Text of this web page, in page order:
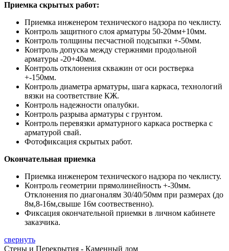
Приемка скрытых работ:
Приемка инженером технического надзора по чеклисту.
Контроль защитного слоя арматуры 50-20мм+10мм.
Контроль толщины песчастной подсыпки +-50мм.
Контроль допуска между стержнями продольной
арматуры -20+40мм.
Контроль отклонения скважин от оси ростверка
+-150мм.
Контроль диаметра арматуры, шага каркаса, технологий
вязки на соответствие КЖ.
Контроль надежности опалубки.
Контроль разрыва арматуры с грунтом.
Контроль перевязки арматурного каркаса ростверка с
арматурой свай.
Фотофиксация скрытых работ.
Окончательная приемка
Приемка инженером технического надзора по чеклисту.
Контроль геометрии прямолинейность +-30мм.
Отклонения по диагоналям 30/40/50мм при размерах (до
8м,8-16м,свыше 16м соотвественно).
Фиксация окончательной приемки в личном кабинете
заказчика.
свернуть
Стены и Перекрытия - Каменный дом